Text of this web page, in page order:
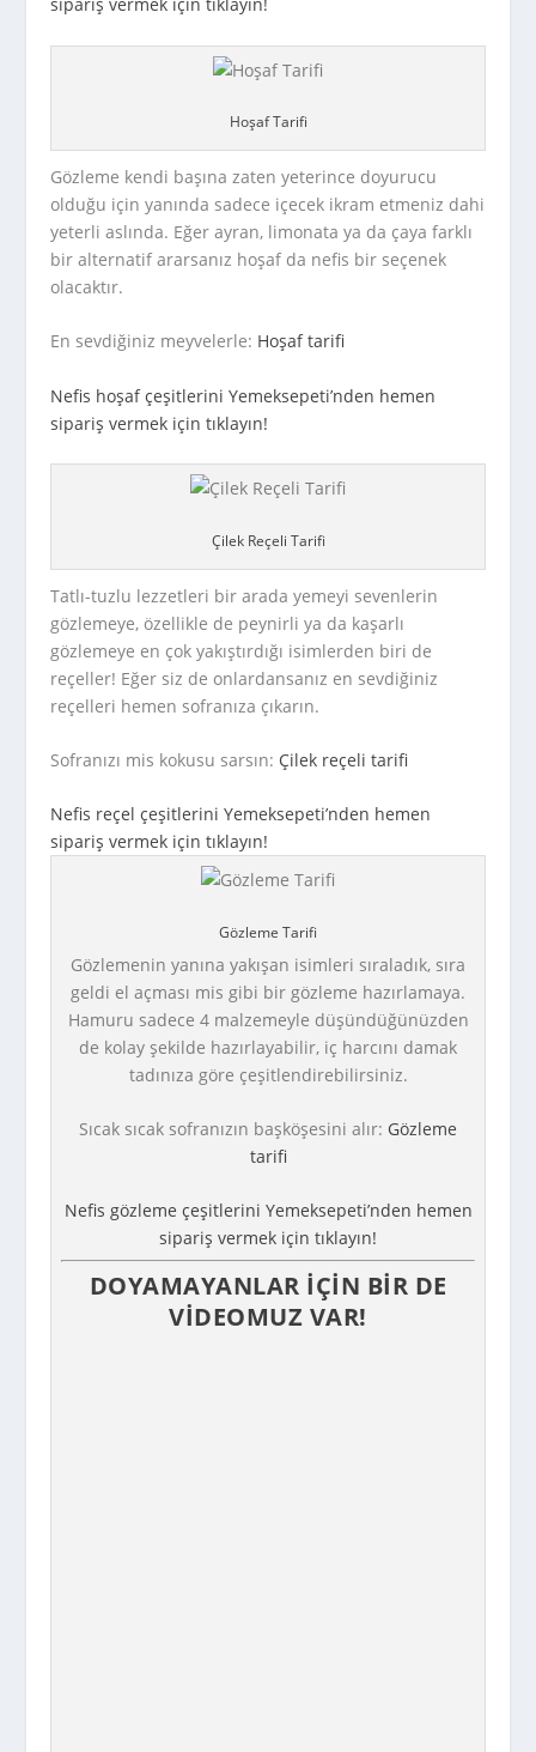
Hoşaf Tarifi
Gözleme kendi başına zaten yeterince doyurucu
olduğu için yanında sadece içecek ikram etmeniz dahi
yeterli aslında. Eğer ayran, limonata ya da çaya farklı
bir alternatif ararsanız hoşaf da nefis bir seçenek
olacaktır.
En sevdiğiniz meyvelerle: Hoşaf tarifi
Nefis hoşaf çeşitlerini Yemeksepeti’nden hemen
sipariş vermek için tıklayın!
Çilek Reçeli Tarifi
Tatlı-tuzlu lezzetleri bir arada yemeyi sevenlerin
gözlemeye, özellikle de peynirli ya da kaşarlı
gözlemeye en çok yakıştırdığı isimlerden biri de
reçeller! Eğer siz de onlardansanız en sevdiğiniz
reçelleri hemen sofranıza çıkarın.
Sofranızı mis kokusu sarsın: Çilek reçeli tarifi
Nefis reçel çeşitlerini Yemeksepeti’nden hemen
sipariş vermek için tıklayın!
Gözleme Tarifi
Gözlemenin yanına yakışan isimleri sıraladık, sıra
geldi el açması mis gibi bir gözleme hazırlamaya.
Hamuru sadece 4 malzemeyle düşündüğünüzden
de kolay şekilde hazırlayabilir, iç harcını damak
tadınıza göre çeşitlendirebilirsiniz.
Sıcak sıcak sofranızın başköşesini alır: Gözleme
tarifi
Nefis gözleme çeşitlerini Yemeksepeti’nden hemen
sipariş vermek için tıklayın!
DOYAMAYANLAR IÇIN BIR DE
VIDEOMUZ VAR!